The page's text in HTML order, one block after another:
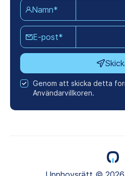
Namn*
E-post*
Genom att skicka detta
Användarvillkoren.